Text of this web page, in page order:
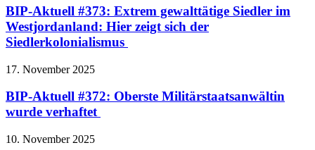
BIP-Aktuell #373: Extrem gewalttätige Siedler im
Westjordanland: Hier zeigt sich der
Siedlerkolonialismus
17. November 2025
BIP-Aktuell #372: Oberste Militärstaatsanwältin
wurde verhaftet
10. November 2025